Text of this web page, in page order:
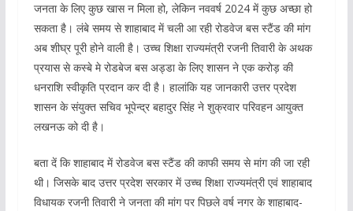
जनता के लिए कुछ खास न मिला हो, लेकिन नववर्ष 2024 में कुछ अच्छा हो
सकता है। लंबे समय से शाहाबाद में चली आ रही रोडवेज बस स्टैंड की मांग
अब शीघ्र पूरी होने वाली है। उच्च शिक्षा राज्यमंत्री रजनी तिवारी के अथक
प्रयास से कस्बे मे रोडबेज बस अड्डा के लिए शासन ने एक करोड़ की
धनराशि स्वीकृति प्रदान कर दी है। हालांकि यह जानकारी उत्तर प्रदेश
शासन के संयुक्त सचिव भूपेन्द्र बहादुर सिंह ने शुक्रवार परिवहन आयुक्त
लखनऊ को दी है।
बता दें कि शाहाबाद में रोडवेज बस स्टैंड की काफी समय से मांग की जा रही
थी। जिसके बाद उत्तर प्रदेश सरकार में उच्च शिक्षा राज्यमंत्री एवं शाहाबाद
विधायक रजनी तिवारी ने जनता की मांग पर पिछले वर्ष नगर के शाहाबाद-